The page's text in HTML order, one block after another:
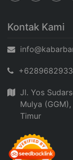
Kontak Kami
Jl. Yos
Mulya
Timur